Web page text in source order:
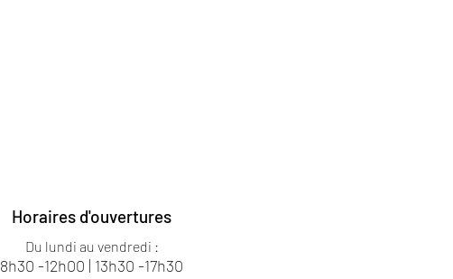
Horaires d'ouvertures
Du lundi au vendredi :
8h30 -12h00 | 13h30 -17h30